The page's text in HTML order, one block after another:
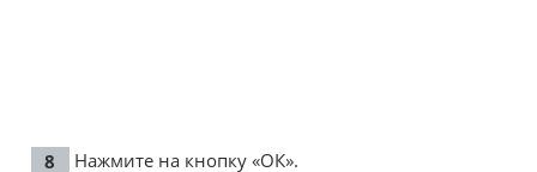
Нажмите на кнопку «ОК».